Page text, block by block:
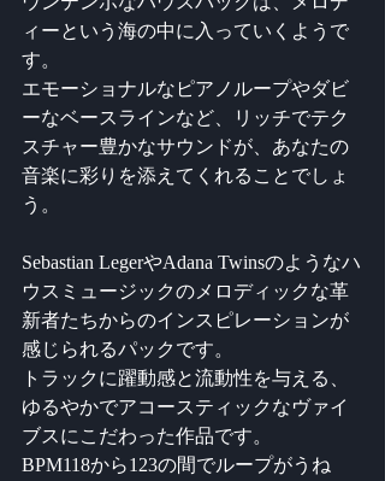
ィーという海の中に入っていくようで
す。
エモーショナルなピアノループやダビ
ーなベースラインなど、リッチでテク
スチャー豊かなサウンドが、あなたの
音楽に彩りを添えてくれることでしょ
う。
Sebastian LegerやAdana Twinsのようなハ
ウスミュージックのメロディックな革
新者たちからのインスピレーションが
感じられるパックです。
トラックに躍動感と流動性を与える、
ゆるやかでアコースティックなヴァイ
ブスにこだわった作品です。
BPM118から123の間でループがうね